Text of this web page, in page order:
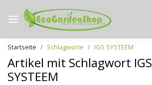
Startseite Schlagworte IGS SYSTEEM
Artikel mit Schlagwort IGS
SYSTEEM